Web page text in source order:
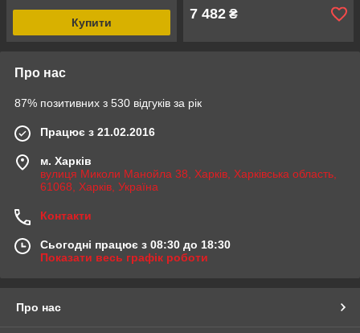
Купити
7 482 ₴
Про нас
87% позитивних з 530 відгуків за рік
Працює з 21.02.2016
м. Харків
вулиця Миколи Манойла 38, Харків, Харківська область,
61068, Харків, Україна
Контакти
Сьогодні працює з 08:30 до 18:30
Показати весь графік роботи
Про нас